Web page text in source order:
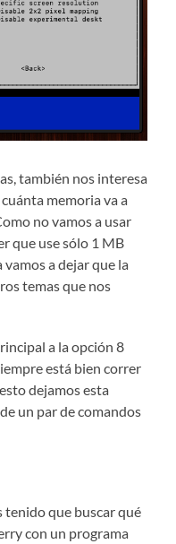
también nos interesa
memoria va a
no vamos a usar
que use sólo 1 MB
vamos a dejar que la
temas que nos
a la opción 8
está bien correr
dejamos esta
un par de comandos
tenido que buscar qué
con un programa